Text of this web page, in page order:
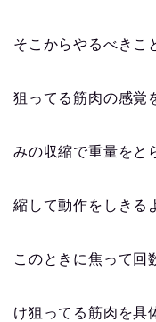
そこからやるべきこ
狙ってる筋肉の感覚
みの収縮で重量をと
縮して動作をしきる
このときに焦って回
け狙ってる筋肉を具